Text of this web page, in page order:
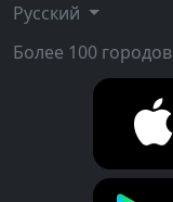
Русский
Более 100 городов